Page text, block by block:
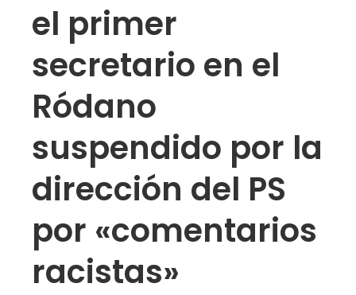
el primer
secretario en el
Ródano
suspendido por la
dirección del PS
por «comentarios
racistas»